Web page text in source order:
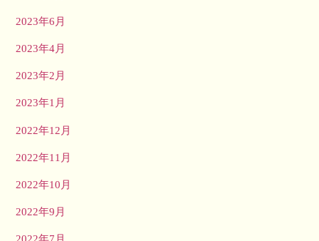
2023年6月
2023年4月
2023年2月
2023年1月
2022年12月
2022年11月
2022年10月
2022年9月